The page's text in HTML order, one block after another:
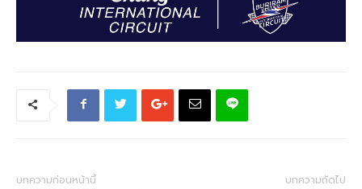
บทความก่อนหน้านี้ บทความถัดไป